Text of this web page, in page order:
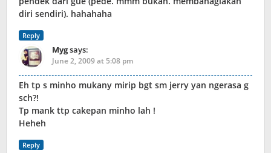
diri sendiri). hahahaha
Reply
Mygsays:
June 2, 2009 at 5:08 pm
Eh tp s minho mukany mirip bgt sm jerry yan ngerasa g
sch?!
Tp mank ttp cakepan minho lah !
Heheh
Reply